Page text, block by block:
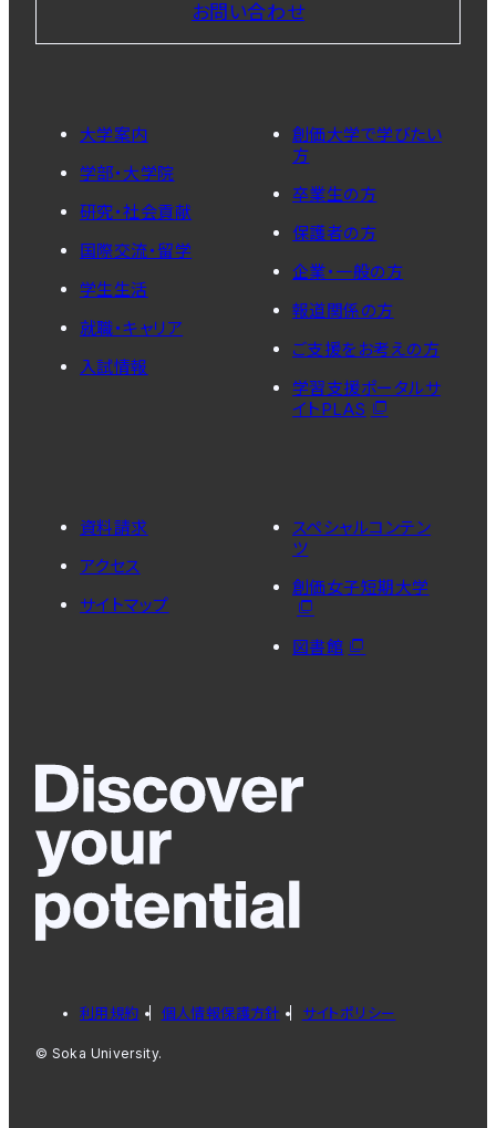
お問い合わせ
大学案内
学部・大学院
研究・社会貢献
国際交流・留学
学生生活
就職・キャリア
入試情報
創価大学で学びたい
方
卒業生の方
保護者の方
企業・一般の方
報道関係の方
ご支援をお考えの方
学習支援ポータルサ
イトPLAS
資料請求
アクセス
サイトマップ
スペシャルコンテン
ツ
創価女子短期大学
図書館
利用規約 個人情報保護方針 サイトポリシー
© Soka University.